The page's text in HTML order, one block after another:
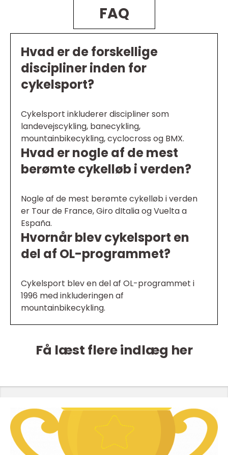
FAQ
Hvad er de forskellige
discipliner inden for
cykelsport?
Cykelsport inkluderer discipliner som
landevejscykling, banecykling,
mountainbikecykling, cyclocross og BMX.
Hvad er nogle af de mest
berømte cykelløb i verden?
Nogle af de mest berømte cykelløb i verden
er Tour de France, Giro dItalia og Vuelta a
España.
Hvornår blev cykelsport en
del af OL-programmet?
Cykelsport blev en del af OL-programmet i
1996 med inkluderingen af
mountainbikecykling.
Få læst flere indlæg her